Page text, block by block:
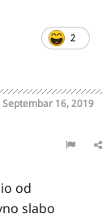
2
Septembar 16, 2019
od
slabo